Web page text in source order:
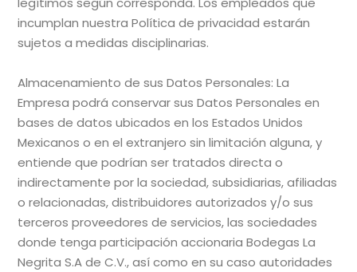
incumplan nuestra Política de privacidad estarán
sujetos a medidas disciplinarias.
Almacenamiento de sus Datos Personales: La
Empresa podrá conservar sus Datos Personales en
bases de datos ubicados en los Estados Unidos
Mexicanos o en el extranjero sin limitación alguna, y
entiende que podrían ser tratados directa o
indirectamente por la sociedad, subsidiarias, afiliadas
o relacionadas, distribuidores autorizados y/o sus
terceros proveedores de servicios, las sociedades
donde tenga participación accionaria Bodegas La
Negrita S.A de C.V., así como en su caso autoridades